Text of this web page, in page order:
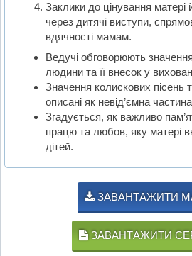
Заклики до цінування матері
через дитячі виступи,
вдячності мамам.
Ведучі обговорюють
людини та її внесок у
Значення колискових пісень
описані як невід’ємна
Згадується, як важливо
працю та любов, яку матері
дітей.
ЗАВАНТАЖИТИ
ЗАВАНТАЖИТИ